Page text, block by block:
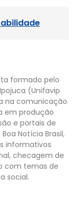
formado pelo
(Unifavip
na comunicação
em produção
e portais de
Notícia Brasil,
informativos
checagem de
com temas de
social.